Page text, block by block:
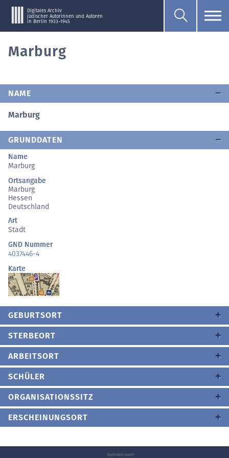
Digitales Archiv
jüdischer Autorinnen und Autoren
in Berlin 1933–1945
Marburg
NAME
Marburg
GRUNDDATEN
Name
Marburg
Ortsangabe
Marburg
Hessen
Deutschland
Art
Stadt
GND Nummer
4037446-4
Karte
GEBURTSORT
STERBEORT
ARBEITSORT
SCHÜLER
ORGANISATIONSSITZ
ERSCHEINUNGSORT